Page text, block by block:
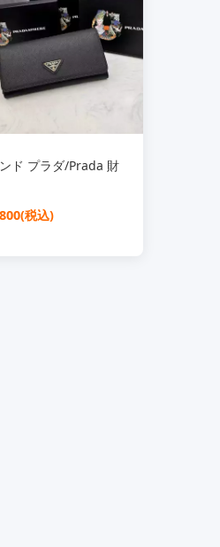
ド プラダ/Prada 財
税込)